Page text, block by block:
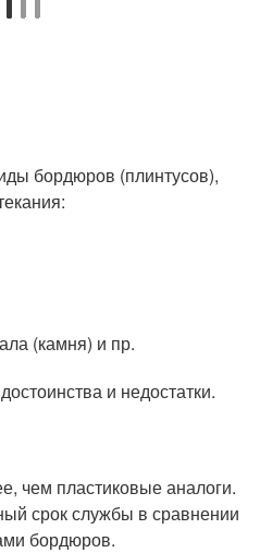
бордюров (плинтусов),
(камня) и пр.
и недостатки.
чем пластиковые аналоги.
срок службы в сравнении
бордюров.